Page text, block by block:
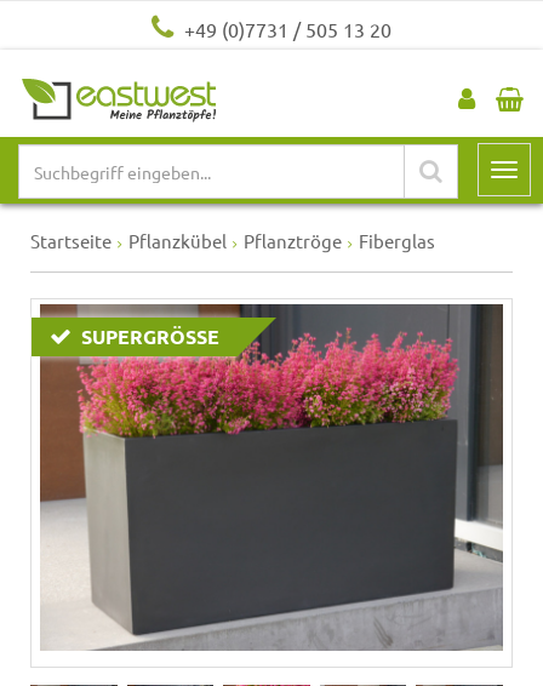
+49 (0)7731 / 505 13 20
Startseite Pflanzkübel Pflanztröge Fiberglas
SUPERGRÖSSE